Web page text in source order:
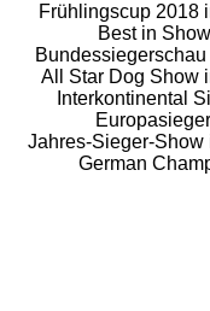
Frühlingscup 2018
Best in
All Star Dog Show
Interkontinental
Jahres-Sieger-Show
German